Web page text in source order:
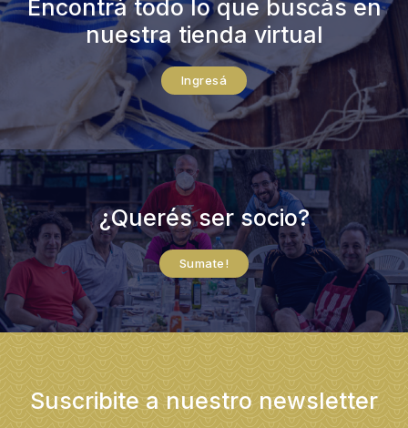
nuestra tienda virtual
Ingresá
Suscribite a nuestro newsletter
¿Querés ser socio?
Sumate!